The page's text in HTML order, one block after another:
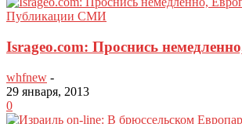
Публикации СМИ
Isrageo.com: Проснись
whfnew -
29 января, 2013
0